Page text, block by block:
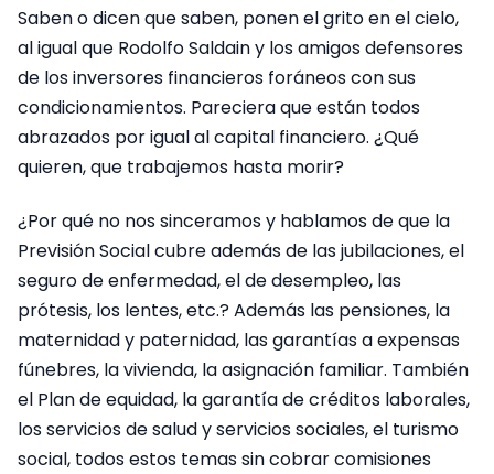
Saben o dicen que saben, ponen el grito en el cielo,
al igual que Rodolfo Saldain y los amigos defensores
de los inversores financieros foráneos con sus
condicionamientos. Pareciera que están todos
abrazados por igual al capital financiero. ¿Qué
quieren, que trabajemos hasta morir?
¿Por qué no nos sinceramos y hablamos de que la
Previsión Social cubre además de las jubilaciones, el
seguro de enfermedad, el de desempleo, las
prótesis, los lentes, etc.? Además las pensiones, la
maternidad y paternidad, las garantías a expensas
fúnebres, la vivienda, la asignación familiar. También
el Plan de equidad, la garantía de créditos laborales,
los servicios de salud y servicios sociales, el turismo
social, todos estos temas sin cobrar comisiones